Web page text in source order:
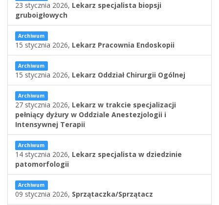
23 stycznia 2026, Lekarz specjalista biopsji
gruboigłowych
Archiwum
15 stycznia 2026, Lekarz Pracownia Endoskopii
Archiwum
15 stycznia 2026, Lekarz Oddział Chirurgii Ogólnej
Archiwum
27 stycznia 2026, Lekarz w trakcie specjalizacji
pełniący dyżury w Oddziale Anestezjologii i
Intensywnej Terapii
Archiwum
14 stycznia 2026, Lekarz specjalista w dziedzinie
patomorfologii
Archiwum
09 stycznia 2026, Sprzątaczka/Sprzątacz